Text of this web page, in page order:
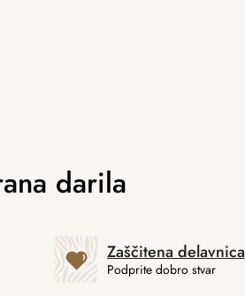
Zaščitena delavnica
Podprite dobro stvar